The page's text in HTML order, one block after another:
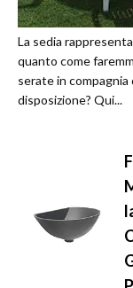
La sedia
quanto come
serate in compagnia
disposizione? Qui...